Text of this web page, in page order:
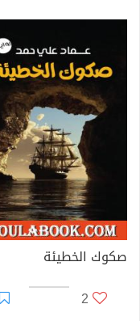
صكوك الخطيئة
2